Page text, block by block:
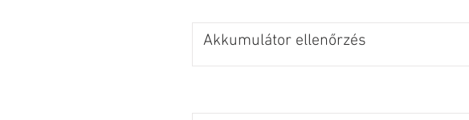
Akkumulátor ellenőrzés